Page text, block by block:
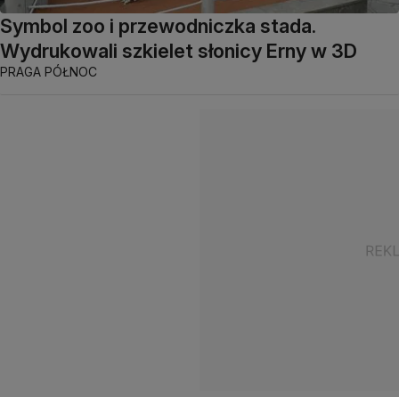
Symbol zoo i przewodniczka stada.
Wydrukowali szkielet słonicy Erny w 3D
PRAGA PÓŁNOC